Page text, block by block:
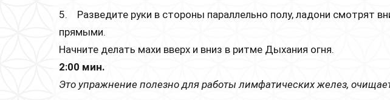
5. Разведите руки в стороны параллельно полу, ладони смотрят
прямыми.
Начните делать махи вверх и вниз в ритме Дыхания огня.
2:00 мин.
Это упражнение полезно для работы лимфатических желез,